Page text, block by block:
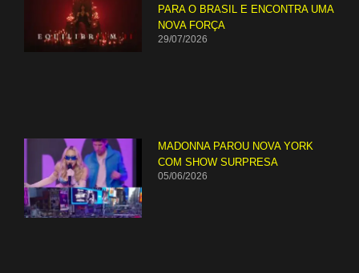
PARA O BRASIL E ENCONTRA UMA
NOVA FORÇA
29/07/2026
MADONNA PAROU NOVA YORK
COM SHOW SURPRESA
05/06/2026